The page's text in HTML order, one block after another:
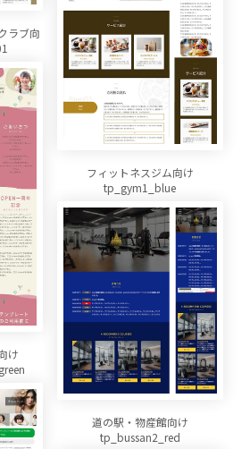
ラブ向
フィットネスジム向け
tp_gym1_blue
け
道の駅・物産館向け
tp_bussan2_red